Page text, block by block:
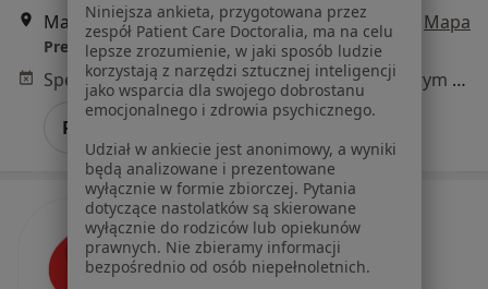
Mapa
Prestige Medical Józefów
Specjalista nie oferuje umawiania online pod tym adresem.
Poproś o wizytę
Niniejsza ankieta, przygotowana przez
zespół Patient Care Doctoralia, ma na celu
lepsze zrozumienie, w jaki sposób ludzie
korzystają z narzędzi sztucznej inteligencji
jako wsparcia dla swojego dobrostanu
emocjonalnego i zdrowia psychicznego.
Udział w ankiecie jest anonimowy, a wyniki
będą analizowane i prezentowane
wyłącznie w formie zbiorczej. Pytania
dotyczące nastolatków są skierowane
wyłącznie do rodziców lub opiekunów
prawnych. Nie zbieramy informacji
bezpośrednio od osób niepełnoletnich.